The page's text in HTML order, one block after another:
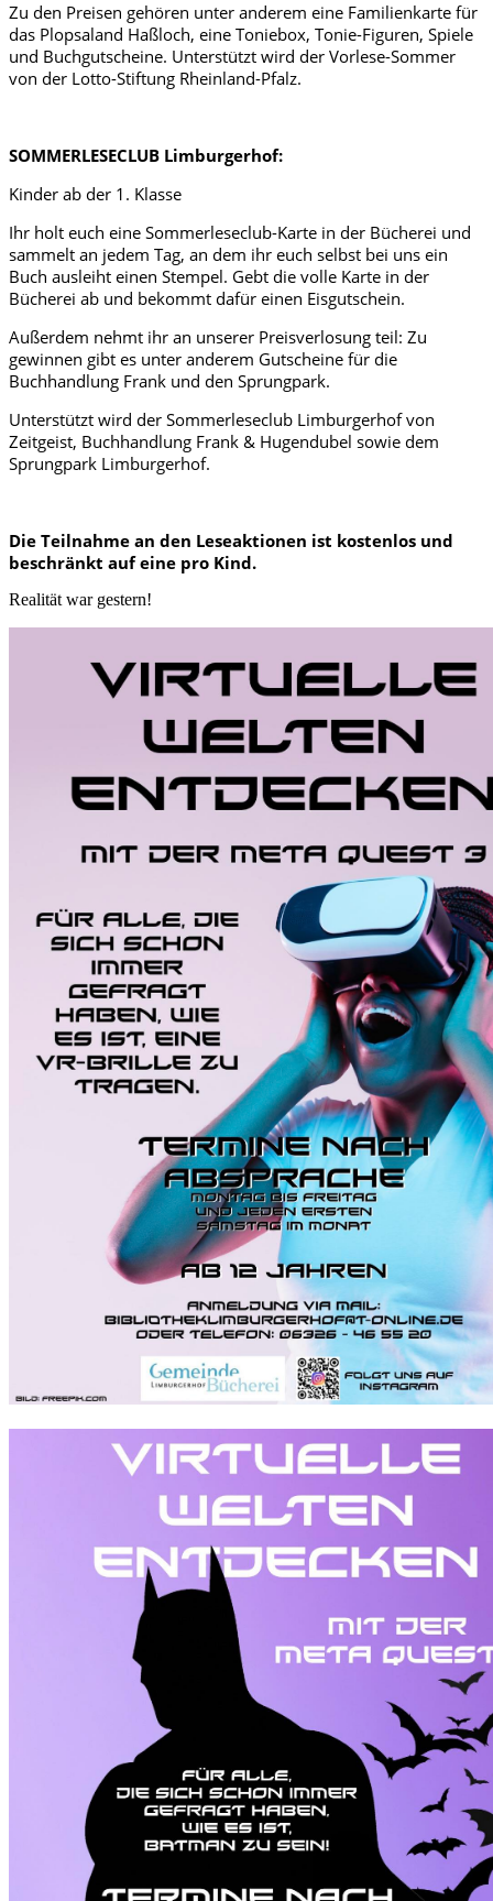
Zu den Preisen gehören unter anderem eine Familienkarte für
das Plopsaland Haßloch, eine Toniebox, Tonie-Figuren, Spiele
und Buchgutscheine. Unterstützt wird der Vorlese-Sommer
von der Lotto-Stiftung Rheinland-Pfalz.
SOMMERLESECLUB Limburgerhof:
Kinder ab der 1. Klasse
Ihr holt euch eine Sommerleseclub-Karte in der Bücherei und
sammelt an jedem Tag, an dem ihr euch selbst bei uns ein
Buch ausleiht einen Stempel. Gebt die volle Karte in der
Bücherei ab und bekommt dafür einen Eisgutschein.
Außerdem nehmt ihr an unserer Preisverlosung teil: Zu
gewinnen gibt es unter anderem Gutscheine für die
Buchhandlung Frank und den Sprungpark.
Unterstützt wird der Sommerleseclub Limburgerhof von
Zeitgeist, Buchhandlung Frank & Hugendubel sowie dem
Sprungpark Limburgerhof.
Die Teilnahme an den Leseaktionen ist kostenlos und
beschränkt auf eine pro Kind.
Realität war gestern!